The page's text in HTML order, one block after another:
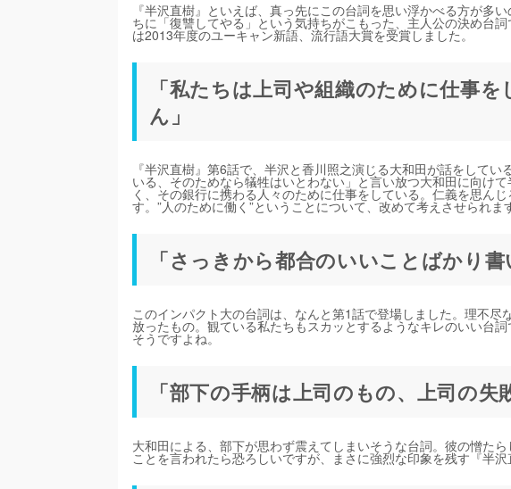
『半沢直樹』といえば、真っ先にこの台詞を思い浮かべる方が多
ちに「復讐してやる」という気持ちがこもった、主人公の決め台
は2013年度のユーキャン新語、流行語大賞を受賞しました。
「私たちは上司や組織のために仕事
ん」
『半沢直樹』第6話で、半沢と香川照之演じる大和田が話をして
いる、そのためなら犠牲はいとわない」と言い放つ大和田に向け
く、その銀行に携わる人々のために仕事をしている。仁義を思ん
す。”人のために働く”ということについて、改めて考えさせられま
「さっきから都合のいいことばかり
このインパクト大の台詞は、なんと第1話で登場しました。理不
放ったもの。観ている私たちもスカッとするようなキレのいい台
そうですよね。
「部下の手柄は上司のもの、上司の失
大和田による、部下が思わず震えてしまいそうな台詞。彼の憎た
ことを言われたら恐ろしいですが、まさに強烈な印象を残す『半